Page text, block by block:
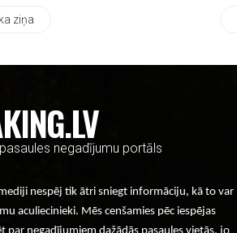
ziņa
negadījumu portāls
nespēj tik ātri sniegt informāciju, kā to var
aculiecinieki. Mēs cenšamies pēc iespējas